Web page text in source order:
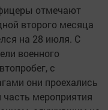
отмечают
второго месяца
на 28 июля. С
военного
с
они проехались
мероприятия